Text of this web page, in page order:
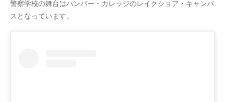
警察学校の舞台はハンバー・カレッジのレイクショア・キャンパ
スとなっています。